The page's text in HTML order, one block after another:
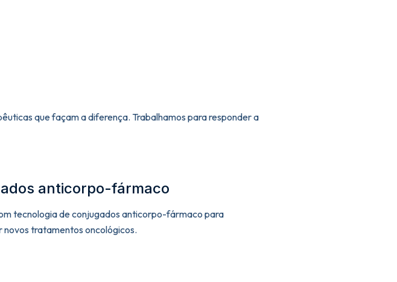
que façam a diferença. Trabalhamos para responder a
anticorpo-fármaco
tecnologia de conjugados anticorpo-fármaco para
novos tratamentos oncológicos.